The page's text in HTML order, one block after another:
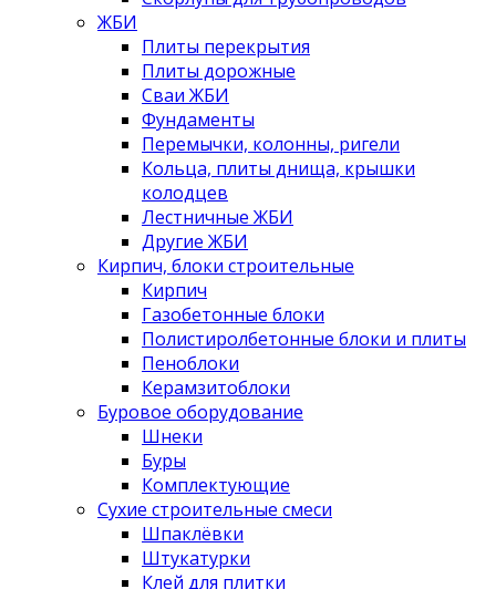
ЖБИ
Плиты перекрытия
Плиты дорожные
Сваи ЖБИ
Фундаменты
Перемычки, колонны, ригели
Кольца, плиты днища, крышки
колодцев
Лестничные ЖБИ
Другие ЖБИ
Кирпич, блоки строительные
Кирпич
Газобетонные блоки
Полистиролбетонные блоки и плиты
Пеноблоки
Керамзитоблоки
Буровое оборудование
Шнеки
Буры
Комплектующие
Сухие строительные смеси
Шпаклёвки
Штукатурки
Клей для плитки